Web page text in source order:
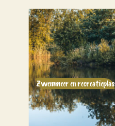
Zwemmeer en recreatieplas